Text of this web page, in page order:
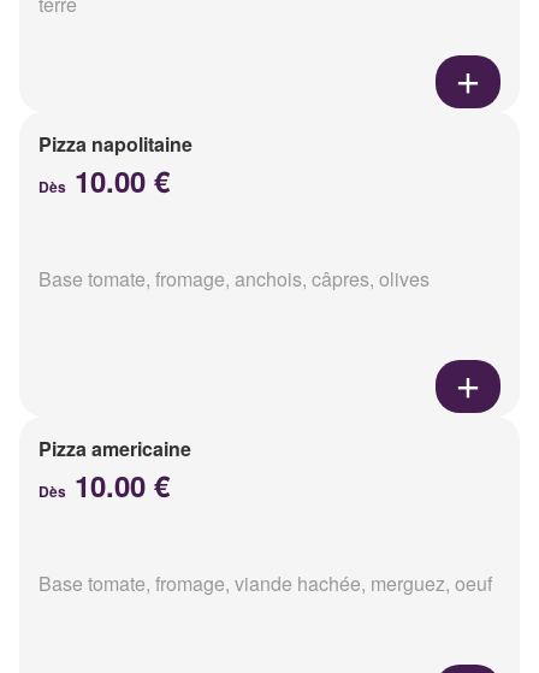
Pizza napolitaine
Dès 10.00 €
Base tomate, fromage, anchois, câpres, olives
Pizza americaine
Dès 10.00 €
Base tomate, fromage, viande hachée, merguez, oeuf